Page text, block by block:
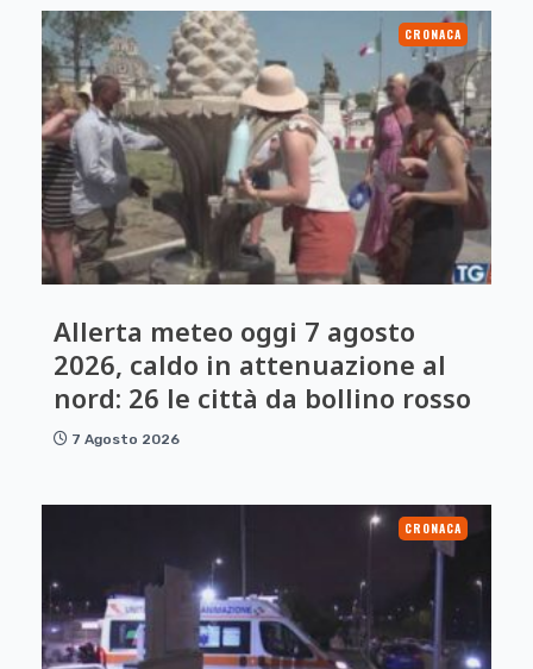
CRONACA
Allerta meteo oggi 7 agosto
2026, caldo in attenuazione al
nord: 26 le città da bollino rosso
7 Agosto 2026
CRONACA